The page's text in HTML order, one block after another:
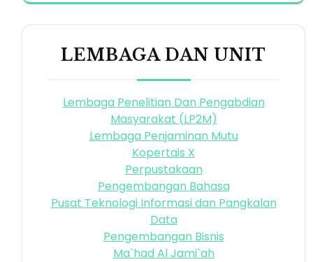
LEMBAGA DAN UNIT
Lembaga Penelitian Dan Pengabdian
Masyarakat (LP2M)
Lembaga Penjaminan Mutu
Kopertais X
Perpustakaan
Pengembangan Bahasa
Pusat Teknologi Informasi dan Pangkalan
Data
Pengembangan Bisnis
Ma`had Al Jami`ah